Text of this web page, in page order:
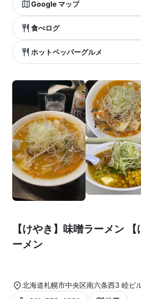
Google マップ
食べログ
ホットペッパーグルメ
【けやき】味噌ラーメン
ーメン
北海道札幌市中央区南六条西3 睦ビ